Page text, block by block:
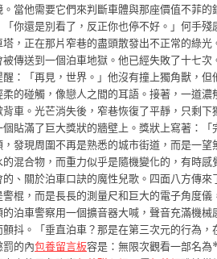
當他需要它們來判斷車體與那座價值不菲
你還是別看了，反正你也停不好。」何手
，正在那片窄巷的盡頭散發出不正常的綠
被傳送到一個泊車地獄。他已經失敗了十七
：「再見，世界。」他沒有撞上獨角獸，
的碰觸，像戀人之間的耳語。接著，一道濃
車。光芒消失後，窄巷恢復了平靜，只剩
個貼滿了巨大獎狀的牆壁上。獎狀上寫著：
發現周圍不再是熟悉的城市街道，而是一
混合物，而重力似乎是隨機變化的，有時
、關於泊車口訣的魔性兒歌。四面八方傳
棍，而是長長的測量尺和巨大的電子角度
泊車警察用一個擴音器大喊，聲音充滿機
顫抖。「垂直泊車？那是在第三次元的行為
罰的內包養留言板容是：無限次觀看一部名